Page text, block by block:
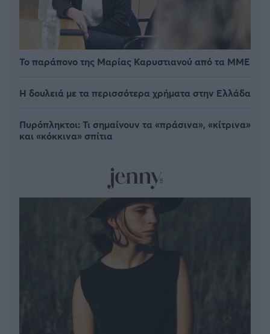
Το παράπονο της Μαρίας Καρυστιανού από τα ΜΜΕ
Η δουλειά με τα περισσότερα χρήματα στην Ελλάδα
Πυρόπληκτοι: Τι σημαίνουν τα «πράσινα», «κίτρινα»
και «κόκκινα» σπίτια